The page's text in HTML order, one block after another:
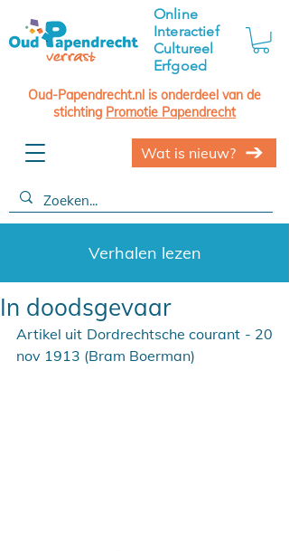
Online
Interactief
Cultureel
Erfgoed
Oud-Papendrecht.nl is onderdeel van de
stichting Promotie Papendrecht
Wat is nieuw?
Verhalen lezen
In doodsgevaar
Artikel uit Dordrechtsche courant - 20
nov 1913 (Bram Boerman)